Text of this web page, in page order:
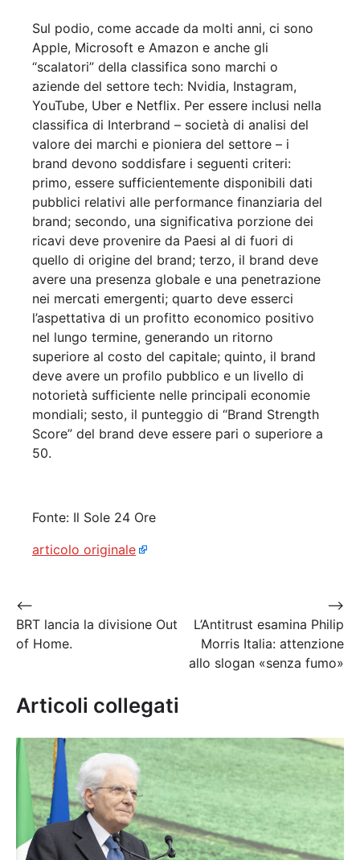
Sul podio, come accade da molti anni, ci sono
Apple, Microsoft e Amazon e anche gli
“scalatori” della classifica sono marchi o
aziende del settore tech: Nvidia, Instagram,
YouTube, Uber e Netflix. Per essere inclusi nella
classifica di Interbrand – società di analisi del
valore dei marchi e pioniera del settore – i
brand devono soddisfare i seguenti criteri:
primo, essere sufficientemente disponibili dati
pubblici relativi alle performance finanziaria del
brand; secondo, una significativa porzione dei
ricavi deve provenire da Paesi al di fuori di
quello di origine del brand; terzo, il brand deve
avere una presenza globale e una penetrazione
nei mercati emergenti; quarto deve esserci
l’aspettativa di un profitto economico positivo
nel lungo termine, generando un ritorno
superiore al costo del capitale; quinto, il brand
deve avere un profilo pubblico e un livello di
notorietà sufficiente nelle principali economie
mondiali; sesto, il punteggio di “Brand Strength
Score” del brand deve essere pari o superiore a
50.
Fonte: Il Sole 24 Ore
articolo originale
Navigazione
articoli
⟵
BRT lancia la divisione Out
of Home.
L’Antitrust esamina Philip
Morris Italia: attenzione
allo slogan «senza fumo»
⟶
Articoli collegati